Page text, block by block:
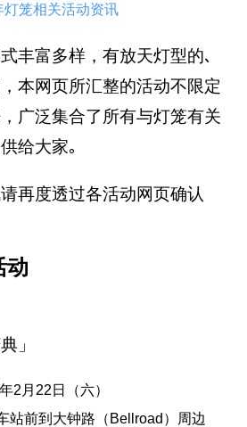
灯笼相关活动资讯
丰富多样，有放天灯型的､
本网页所汇整的活动不限定
广泛集合了所有与灯笼有关
给大家｡
再度透过各活动网页确认
动
」
2月22日（六）
站前到大钟路（Bellroad）周边